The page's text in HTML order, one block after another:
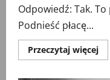
Odpowiedź: Tak.
Podnieść płacę...
Przeczytaj więcej